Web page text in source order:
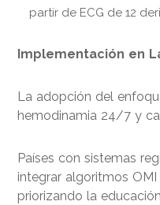
partir de ECG de 12
Implementación en
La adopción del
hemodinamia 24/7 y
Países con sistemas
integrar algoritmos OMI
priorizando la